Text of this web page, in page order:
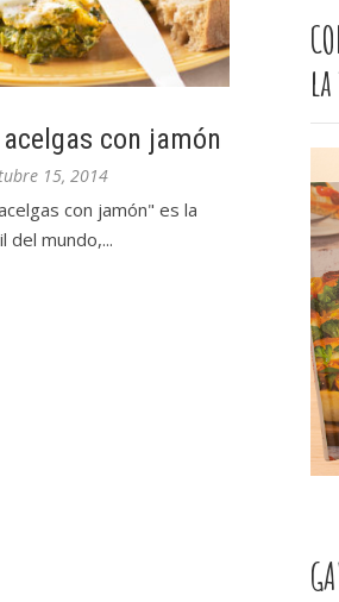
con jamón
15, 2014
con jamón" es la
del mundo,...